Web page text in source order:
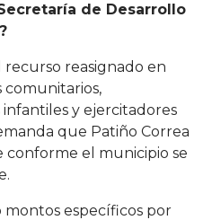
de Desarrollo
recurso reasignado en
comunitarios,
y ejercitadores
que Patiño Correa
conforme el municipio se
montos específicos por